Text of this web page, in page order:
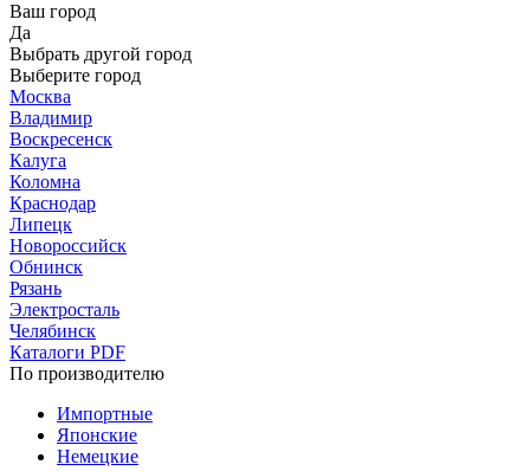
Ваш город
Да
Выбрать другой город
Выберите город
Москва
Владимир
Воскресенск
Калуга
Коломна
Краснодар
Липецк
Новороссийск
Обнинск
Рязань
Электросталь
Челябинск
Каталоги PDF
По производителю
Импортные
Японские
Немецкие